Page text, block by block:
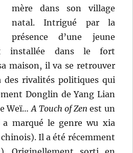
mère dans son village
natal. Intrigué par la
présence d’une jeune
installée dans le fort
maison, il va se retrouver
des rivalités politiques qui
Donglin de Yang Lian
Weï…A Touch of Zen est un
marqué le genre wu xia
Il a été récemment